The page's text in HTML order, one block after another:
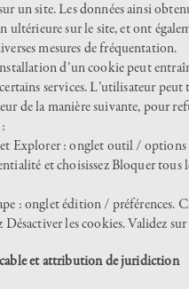
un site. Les données ainsi
ultérieure sur le site, et ont
mesures de fréquentation.
d’un cookie peut
certains services. L’utilisateur
de la manière suivante, pour
Explorer : onglet outil /
et choisissez Bloquer tous
: onglet édition / préférences.
Désactiver les cookies. Validez
et attribution de juridiction